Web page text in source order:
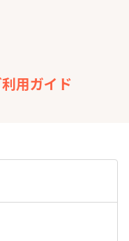
用ガイド